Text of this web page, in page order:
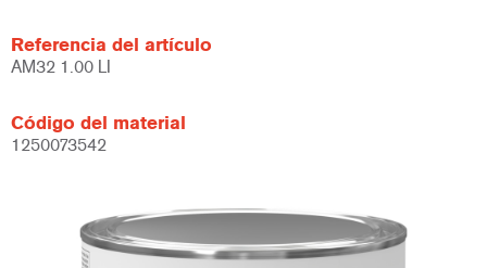
Referencia del artículo
AM32 1.00 LI
Código del material
1250073542